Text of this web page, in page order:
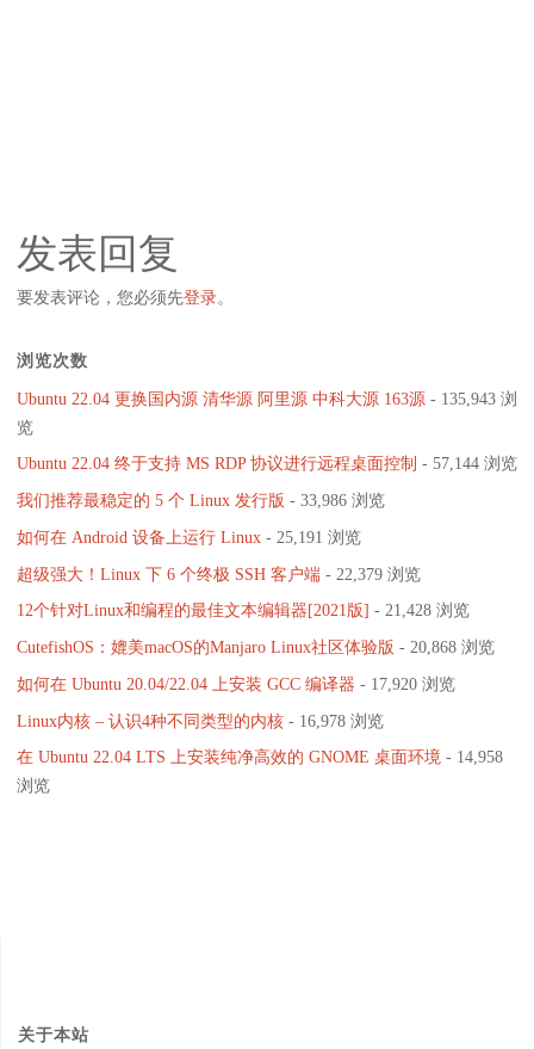
发表回复
要发表评论，您必须先登录。
浏览次数
Ubuntu 22.04 更换国内源 清华源 阿里源 中科大源 163源- 135,943 浏
览
Ubuntu 22.04 终于支持 MS RDP 协议进行远程桌面控制 - 57,144 浏览
我们推荐最稳定的 5 个 Linux 发行版 - 33,986 浏览
如何在 Android 设备上运行 Linux- 25,191 浏览
超级强大！Linux 下 6 个终极 SSH 客户端- 22,379 浏览
12个针对Linux和编程的最佳文本编辑器[2021版] - 21,428 浏览
CutefishOS：媲美macOS的Manjaro Linux社区体验版 - 20,868 浏览
如何在 Ubuntu 20.04/22.04 上安装 GCC 编译器 - 17,920 浏览
Linux内核 – 认识4种不同类型的内核- 16,978 浏览
在 Ubuntu 22.04 LTS 上安装纯净高效的 GNOME 桌面环境- 14,958
浏览
关于本站